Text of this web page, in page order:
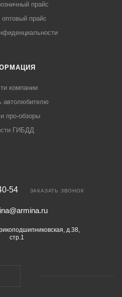
прайс
оптовый прайс
компании
автолюбителю
про-обзоры
ГИБДД
54 ЗАКАЗАТЬ ЗВОНОК
д.38,
стр.1